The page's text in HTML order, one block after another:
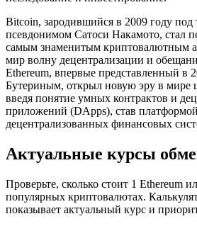
Bitcoin, зародившийся в 2009 году
псевдонимом Сатоси Накамото, стал
самым знаменитым криптовалютным
мир волну децентрализации и
Ethereum, впервые представленный в
Бутериным, открыл новую эру в мире
введя понятие умных контрактов и
приложений (DApps), став
децентрализованных финансовых
Актуальные курсы
Проверьте, сколько стоит 1 Ethereum
популярных криптовалютах.
показывает актуальный курс и